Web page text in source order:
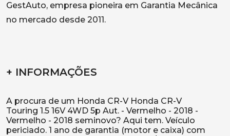
GestAuto, empresa pioneira em Garantia Mecânica
no mercado desde 2011.
+ INFORMAÇÕES
A procura de um Honda CR-V Honda CR-V
Touring 1.5 16V 4WD 5p Aut. - Vermelho - 2018 -
Vermelho - 2018 seminovo? Aqui tem. Veículo
periciado. 1 ano de garantia (motor e caixa) com